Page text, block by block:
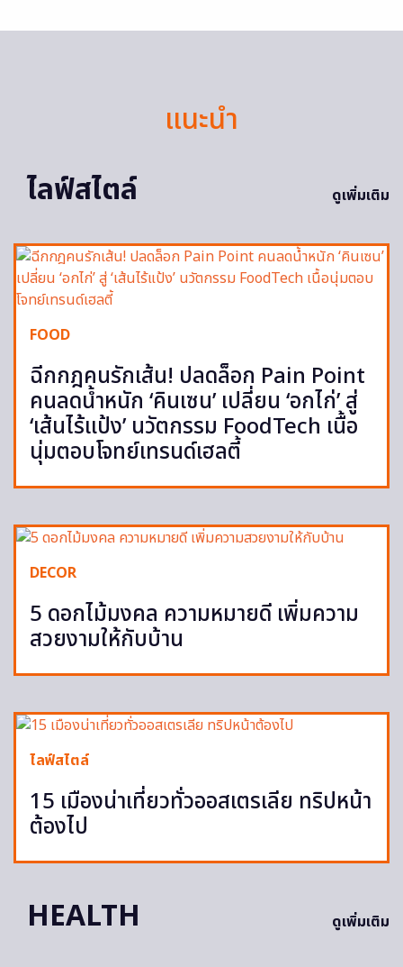
แนะนำ
ไลฟ์สไตล์
ดูเพิ่มเติม
FOOD
ฉีกกฎคนรักเส้น! ปลดล็อก Pain Point
คนลดน้ำหนัก ‘คินเซน’ เปลี่ยน ‘อกไก่’ สู่
‘เส้นไร้แป้ง’ นวัตกรรม FoodTech เนื้อ
นุ่มตอบโจทย์เทรนด์เฮลตี้
DECOR
5 ดอกไม้มงคล ความหมายดี เพิ่มความ
สวยงามให้กับบ้าน
ไลฟ์สไตล์
15 เมืองน่าเที่ยวทั่วออสเตรเลีย ทริปหน้า
ต้องไป
HEALTH ดูเพิ่มเติม